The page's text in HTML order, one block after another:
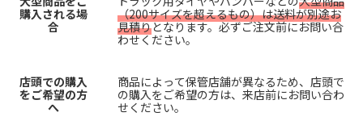
購入される場
合
（200サイズを超えるもの）は送料が別途お
見積りとなります。必ずご注文前にお問い合
わせください。
店頭での購入
をご希望の方
へ
商品によって保管店舗が異なるため、店頭で
の購入をご希望の方は、来店前にお問い合わ
せください。